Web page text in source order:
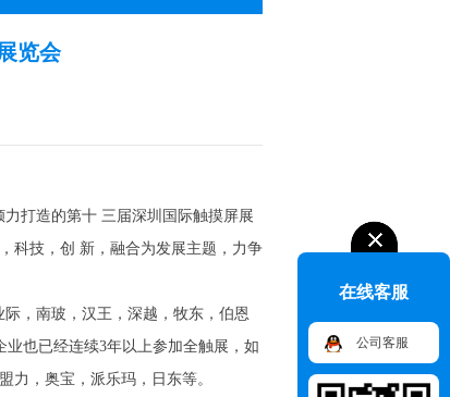
览会
打造的第十 三届深圳国际触摸屏展
科技，创 新，融合为发展主题，力争
，南玻，汉王，深越，牧东，伯恩
也已经连续3年以上参加全触展，如
力，奥宝，派乐玛，日东等。
在线客服
公司客服